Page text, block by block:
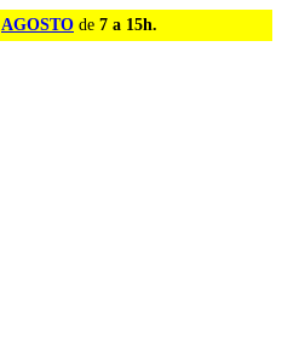
AGOSTO de 7 a 15h.